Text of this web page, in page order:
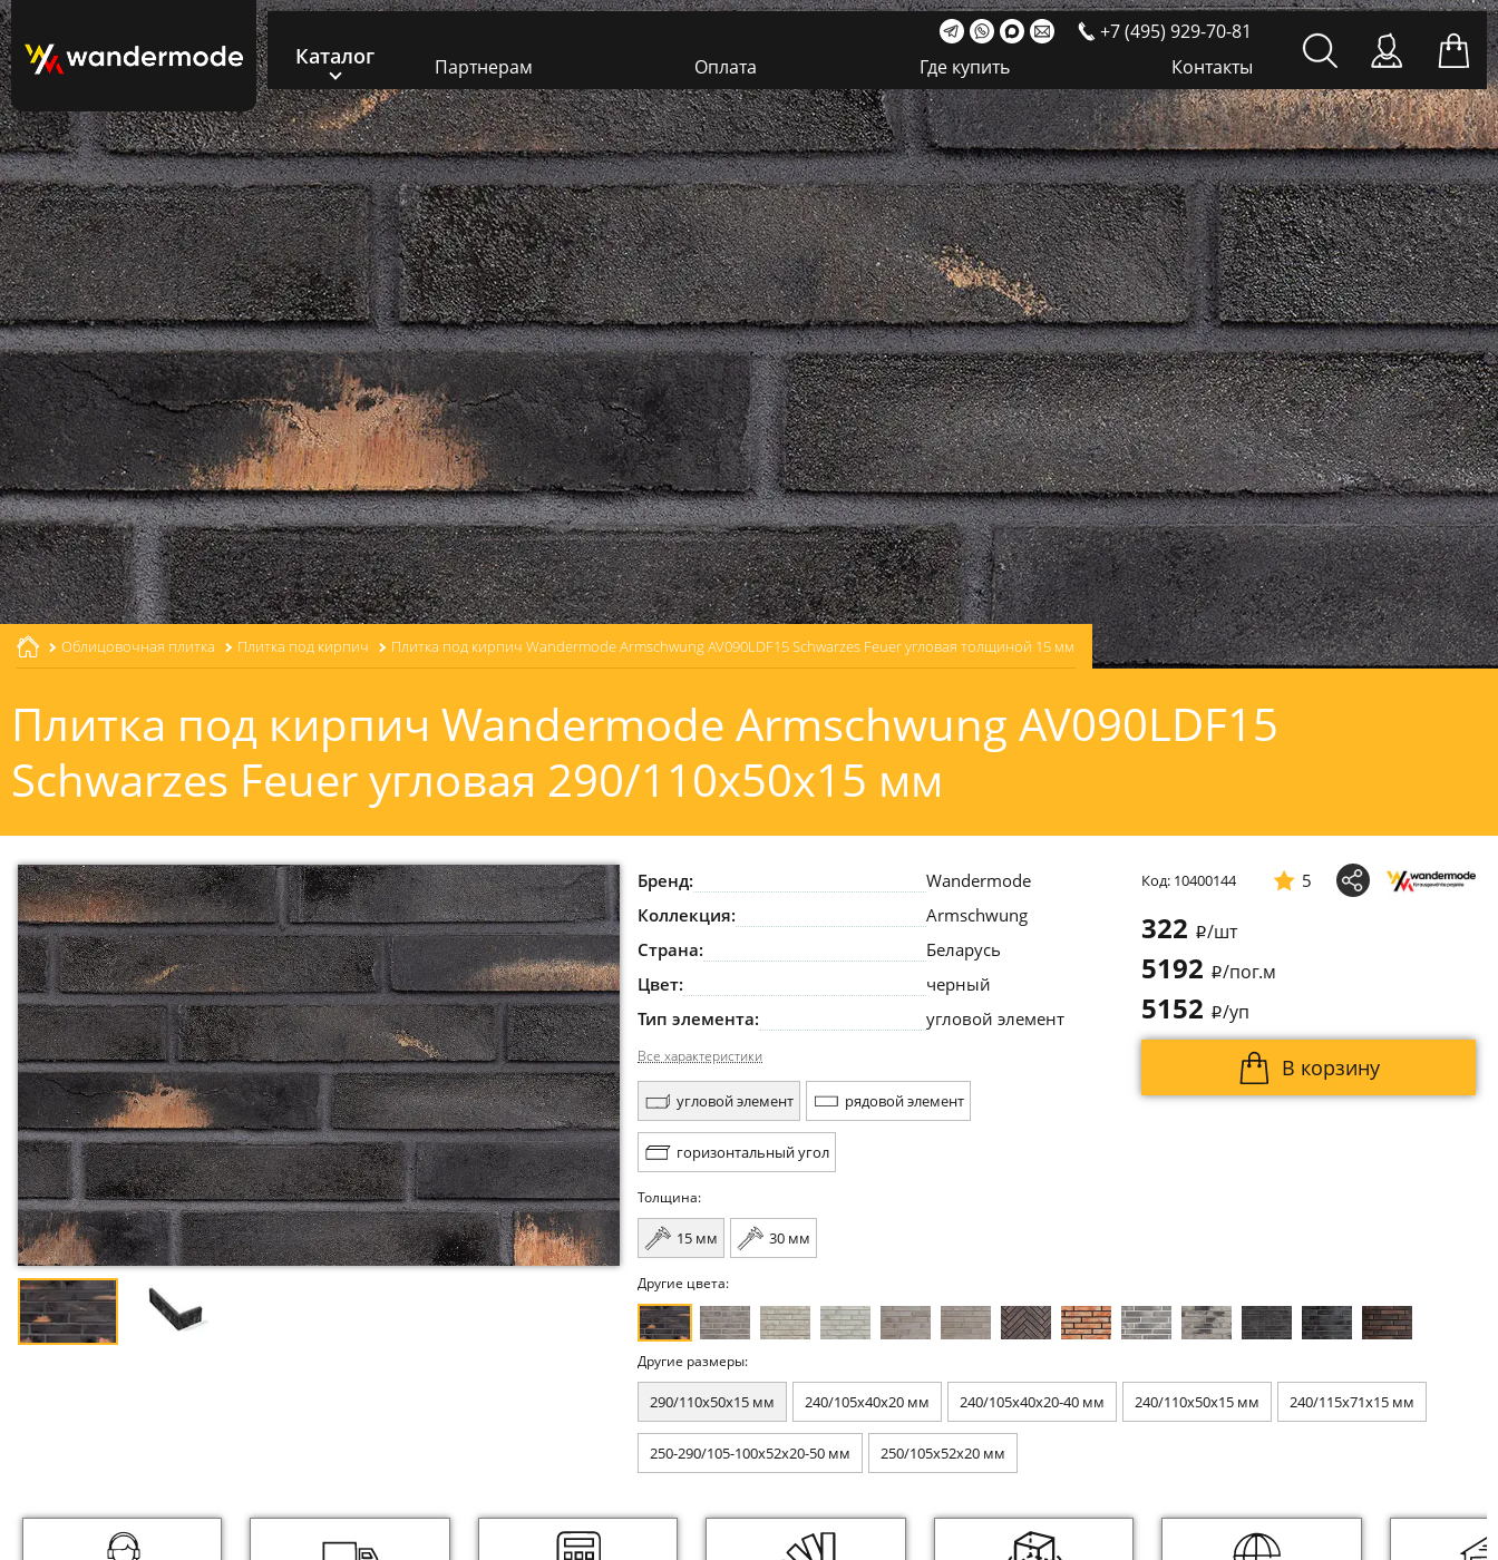
Каталог
+7 (495) 929-70-81
Партнерам
Оплата Где купить Контакты
Облицовочная плитка Плитка под кирпич Плитка под кирпич Wandermode Armschwung AV090LDF15 Schwarzes Feuer угловая толщиной 15 мм
Плитка под кирпич Wandermode Armschwung AV090LDF15
Schwarzes Feuer угловая 290/110x50x15 мм
Бренд:
Wandermode
Коллекция:
Armschwung
Страна:
Беларусь
Цвет:
черный
Тип элемента:
угловой элемент
Все характеристики
угловой элемент рядовой элемент
горизонтальный угол
Толщина:
15 мм 30 мм
Код: 10400144 5
322 i/шт
5192 i/пог.м
5152 i/уп
В корзину
Другие цвета:
Другие размеры:
290/110x50x15 мм 240/105x40x20 мм 240/105x40x20-40 мм 240/110x50x15 мм 240/115x71x15 мм
250-290/105-100x52x20-50 мм 250/105x52x20 мм